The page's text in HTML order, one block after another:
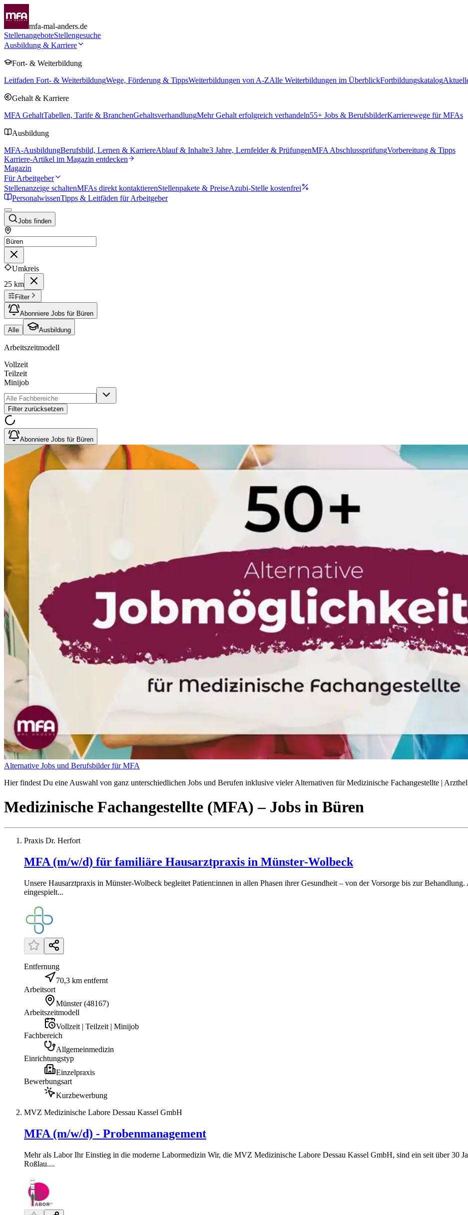
mfa-mal-anders.de
StellenangeboteStellengesuche
Ausbildung & Karriere
Fort- & Weiterbildung
Leitfaden Fort- & WeiterbildungWege, Förderung & TippsWeiterbildungen von A-ZAlle Weiterbildungen im ÜberblickFortbildungskatalog
Gehalt & Karriere
MFA GehaltTabellen, Tarife & BranchenGehaltsverhandlungMehr Gehalt erfolgreich verhandeln55+ Jobs & BerufsbilderKarrierewege für MFAs
Ausbildung
MFA-AusbildungBerufsbild, Lernen & KarriereAblauf & Inhalte3 Jahre, Lernfelder & PrüfungenMFA AbschlussprüfungVorbereitung & Tipps
Karriere-Artikel im Magazin entdecken
Magazin
Für Arbeitgeber
Stellenanzeige schaltenMFAs direkt kontaktierenStellenpakete & PreiseAzubi-Stelle kostenfrei
PersonalwissenTipps & Leitfäden für Arbeitgeber
Jobs finden
Umkreis
25 km
Filter
Abonniere Jobs für Büren
Alle Ausbildung
Arbeitszeitmodell
Vollzeit
Teilzeit
Minijob
Filter zurücksetzen
Abonniere Jobs für Büren
Alternative Jobs und Berufsbilder für MFA
Hier findest Du eine Auswahl von ganz unterschiedlichen Jobs und Berufen inklusive vieler Alternativen für Medizinische Fachangestellte |
Medizinische Fachangestellte (MFA) – Jobs in Büren
Praxis Dr. Herfort
MFA (m/w/d) für familiäre Hausarztpraxis in Münster-Wolbeck
Unsere Hausarztpraxis in Münster-Wolbeck begleitet Patient:innen in allen Phasen ihrer Gesundheit – von der Vorsorge bis zur
eingespielt...
Entfernung
70,3 km entfernt
Arbeitsort
Münster (48167)
Arbeitszeitmodell
Vollzeit | Teilzeit | Minijob
Fachbereich
Allgemeinmedizin
Einrichtungstyp
Einzelpraxis
Bewerbungsart
Kurzbewerbung
MVZ Medizinische Labore Dessau Kassel GmbH
MFA (m/w/d) - Probenmanagement
Mehr als Labor Ihr Einstieg in die moderne Labormedizin Wir, die MVZ Medizinische Labore Dessau Kassel GmbH, sind ein seit über 30
Roßlau....